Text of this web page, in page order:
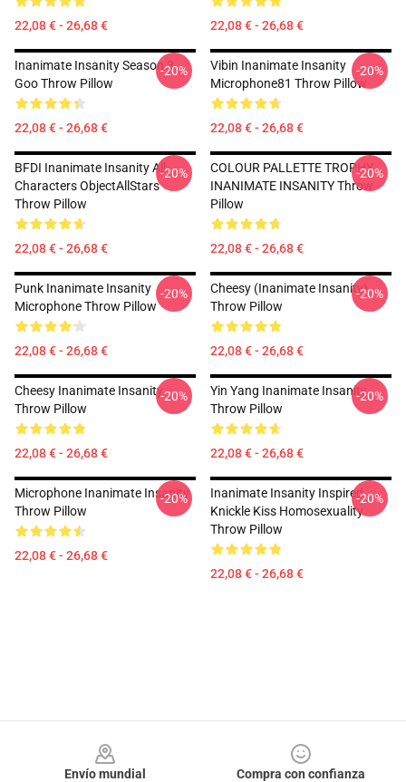
22,08 € - 26,68 € 22,08 € - 26,68 €
Inanimate Insanity Season 3
Goo Throw Pillow
22,08 € - 26,68 €
-20%
Vibin Inanimate Insanity
Microphone81 Throw Pillow
22,08 € - 26,68 €
-20%
BFDI Inanimate Insanity All
Characters ObjectAllStars
Throw Pillow
22,08 € - 26,68 €
-20%
COLOUR PALLETTE TROPHY
INANIMATE INSANITY Throw
Pillow
22,08 € - 26,68 €
-20%
Punk Inanimate Insanity
Microphone Throw Pillow
22,08 € - 26,68 €
-20%
Cheesy (Inanimate Insanity)
Throw Pillow
22,08 € - 26,68 €
-20%
Cheesy Inanimate Insanity
Throw Pillow
22,08 € - 26,68 €
-20%
Yin Yang Inanimate Insanity
Throw Pillow
22,08 € - 26,68 €
-20%
Microphone Inanimate Insanity
Throw Pillow
22,08 € - 26,68 €
-20%
Inanimate Insanity Inspired
Knickle Kiss Homosexuality
Throw Pillow
22,08 € - 26,68 €
-20%
Envío mundial
Compra con confianza